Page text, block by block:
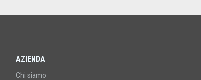
AZIENDA
Chi siamo